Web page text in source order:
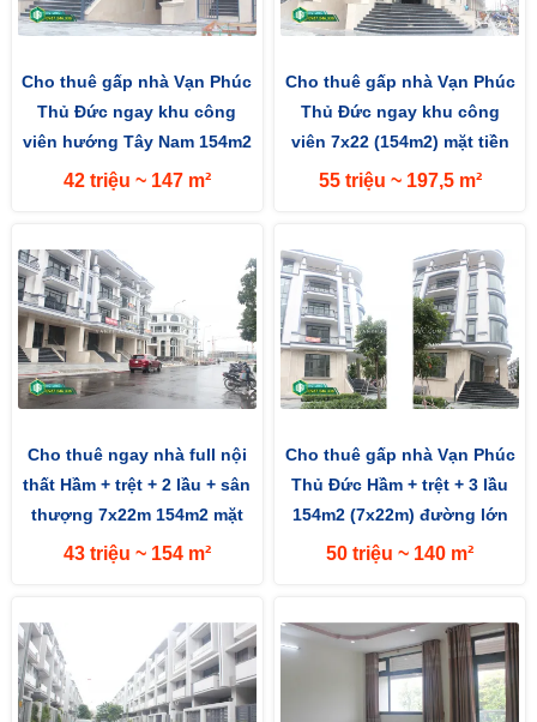
Cho thuê gấp nhà Vạn Phúc
Thủ Đức ngay khu công
viên hướng Tây Nam 154m2
(7x22m) mặt tiền đường 13m
42 triệu ~ 147 m²
Cho thuê gấp nhà Vạn Phúc
Thủ Đức ngay khu công
viên 7x22 (154m2) mặt tiền
đường 13m hướng Tây Nam
55 triệu ~ 197,5 m²
Cho thuê ngay nhà full nội
thất Hầm + trệt + 2 lầu + sân
thượng 7x22m 154m2 mặt
đường 13m hướng Tây
43 triệu ~ 154 m²
Cho thuê gấp nhà Vạn Phúc
Thủ Đức Hầm + trệt + 3 lầu
154m2 (7x22m) đường lớn
13m hướng Tây Nam
50 triệu ~ 140 m²